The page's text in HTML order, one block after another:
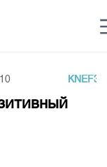
Рус Кыр
KNEF3